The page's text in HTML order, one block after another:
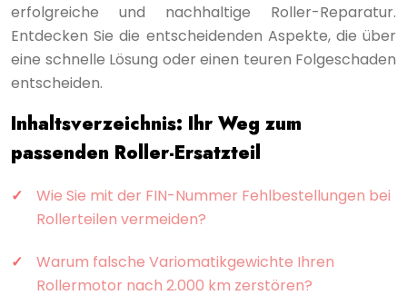
erfolgreiche und nachhaltige Roller-Reparatur.
Entdecken Sie die entscheidenden Aspekte, die über
eine schnelle Lösung oder einen teuren Folgeschaden
entscheiden.
Inhaltsverzeichnis: Ihr Weg zum
passenden Roller-Ersatzteil
Wie Sie mit der FIN-Nummer Fehlbestellungen bei
Rollerteilen vermeiden?
Warum falsche Variomatikgewichte Ihren
Rollermotor nach 2.000 km zerstören?